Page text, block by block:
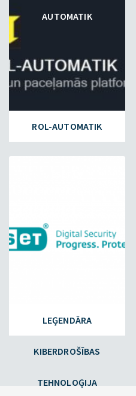
AUTOMATIK
ROL-AUTOMATIK
LEĢENDĀRA
KIBERDROŠĪBAS
TEHNOLOĢIJA